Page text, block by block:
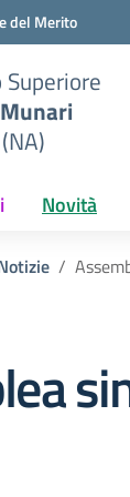
del Merito
Novità